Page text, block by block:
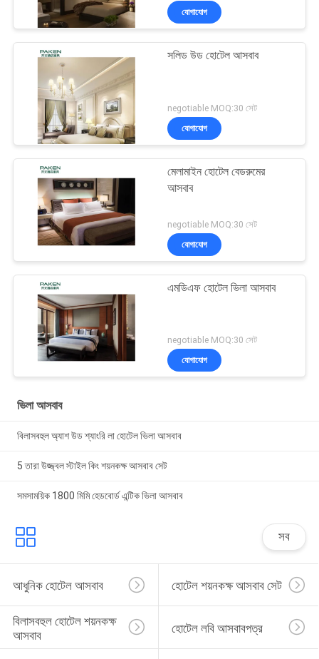
যোগাযোগ
সলিড উড হোটেল আসবাব
negotiable MOQ:30 সেট
যোগাযোগ
মেলামাইন হোটেল বেডরুমের
আসবাব
negotiable MOQ:30 সেট
যোগাযোগ
এমডিএফ হোটেল ভিলা আসবাব
negotiable MOQ:30 সেট
যোগাযোগ
ভিলা আসবাব
বিলাসবহুল অ্যাশ উড শ্যাংরি লা হোটেল ভিলা আসবাব
5 তারা উজ্জ্বল স্টাইল কিং শয়নকক্ষ আসবাব সেট
সমসাময়িক 1800 মিমি হেডবোর্ড এন্টিক ভিলা আসবাব
সব
আধুনিক হোটেল আসবাব হোটেল শয়নকক্ষ আসবাব সেট
বিলাসবহুল হোটেল শয়নকক্ষ
আসবাব
হোটেল লবি আসবাবপত্র